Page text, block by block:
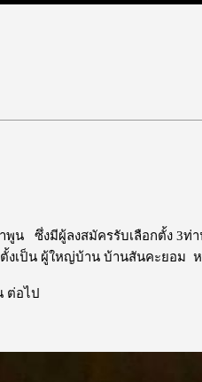
พูน ซึ่งมีผู้ลงสมัครรับเลือกตั้ง 3ท่
งเป็น ผู้ใหญ่บ้าน บ้านสันคะยอม ห
ต่อไป